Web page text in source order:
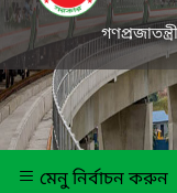
মেনু নির্বাচন করুন